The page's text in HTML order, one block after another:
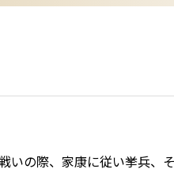
いの際、家康に従い挙兵、